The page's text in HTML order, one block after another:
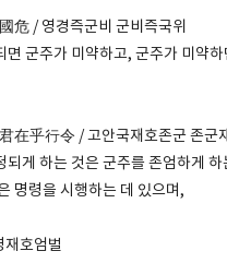
危 / 영경즉군비 군비즉국위
면 군주가 미약하고, 군주가 미약하
在乎行令 / 고안국재호존군 존군
되게 하는 것은 군주를 존엄하게 하
명령을 시행하는 데 있으며,
호엄벌